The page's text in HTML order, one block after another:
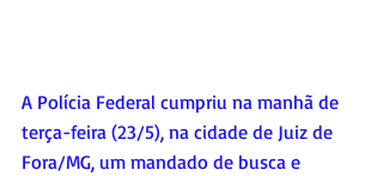
A Polícia Federal cumpriu na manhã de
terça-feira (23/5), na cidade de Juiz de
Fora/MG, um mandado de busca e